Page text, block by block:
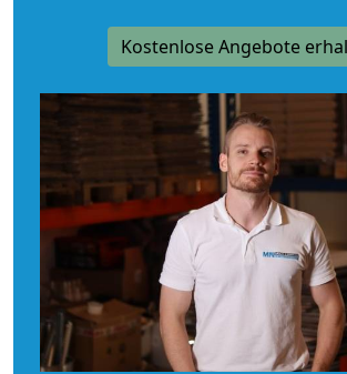
Kostenlose Angebote